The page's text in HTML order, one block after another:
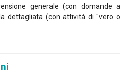
generale (con domande a
dettagliata (con attività di "vero o